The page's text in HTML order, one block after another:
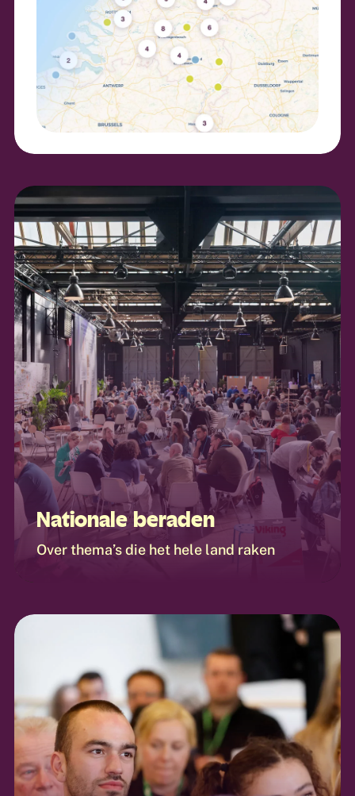
Nationale beraden
Over thema’s die het hele land raken